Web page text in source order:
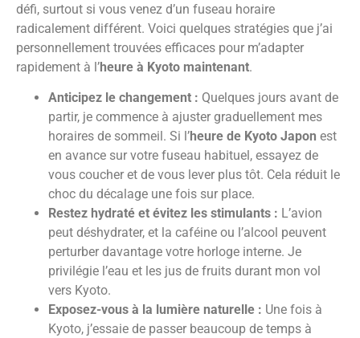
défi, surtout si vous venez d’un fuseau horaire
radicalement différent. Voici quelques stratégies que j’ai
personnellement trouvées efficaces pour m’adapter
rapidement à l’heure à Kyoto maintenant.
Anticipez le changement : Quelques jours avant de
partir, je commence à ajuster graduellement mes
horaires de sommeil. Si l’heure de Kyoto Japon est
en avance sur votre fuseau habituel, essayez de
vous coucher et de vous lever plus tôt. Cela réduit le
choc du décalage une fois sur place.
Restez hydraté et évitez les stimulants : L’avion
peut déshydrater, et la caféine ou l’alcool peuvent
perturber davantage votre horloge interne. Je
privilégie l’eau et les jus de fruits durant mon vol
vers Kyoto.
Exposez-vous à la lumière naturelle : Une fois à
Kyoto, j’essaie de passer beaucoup de temps à